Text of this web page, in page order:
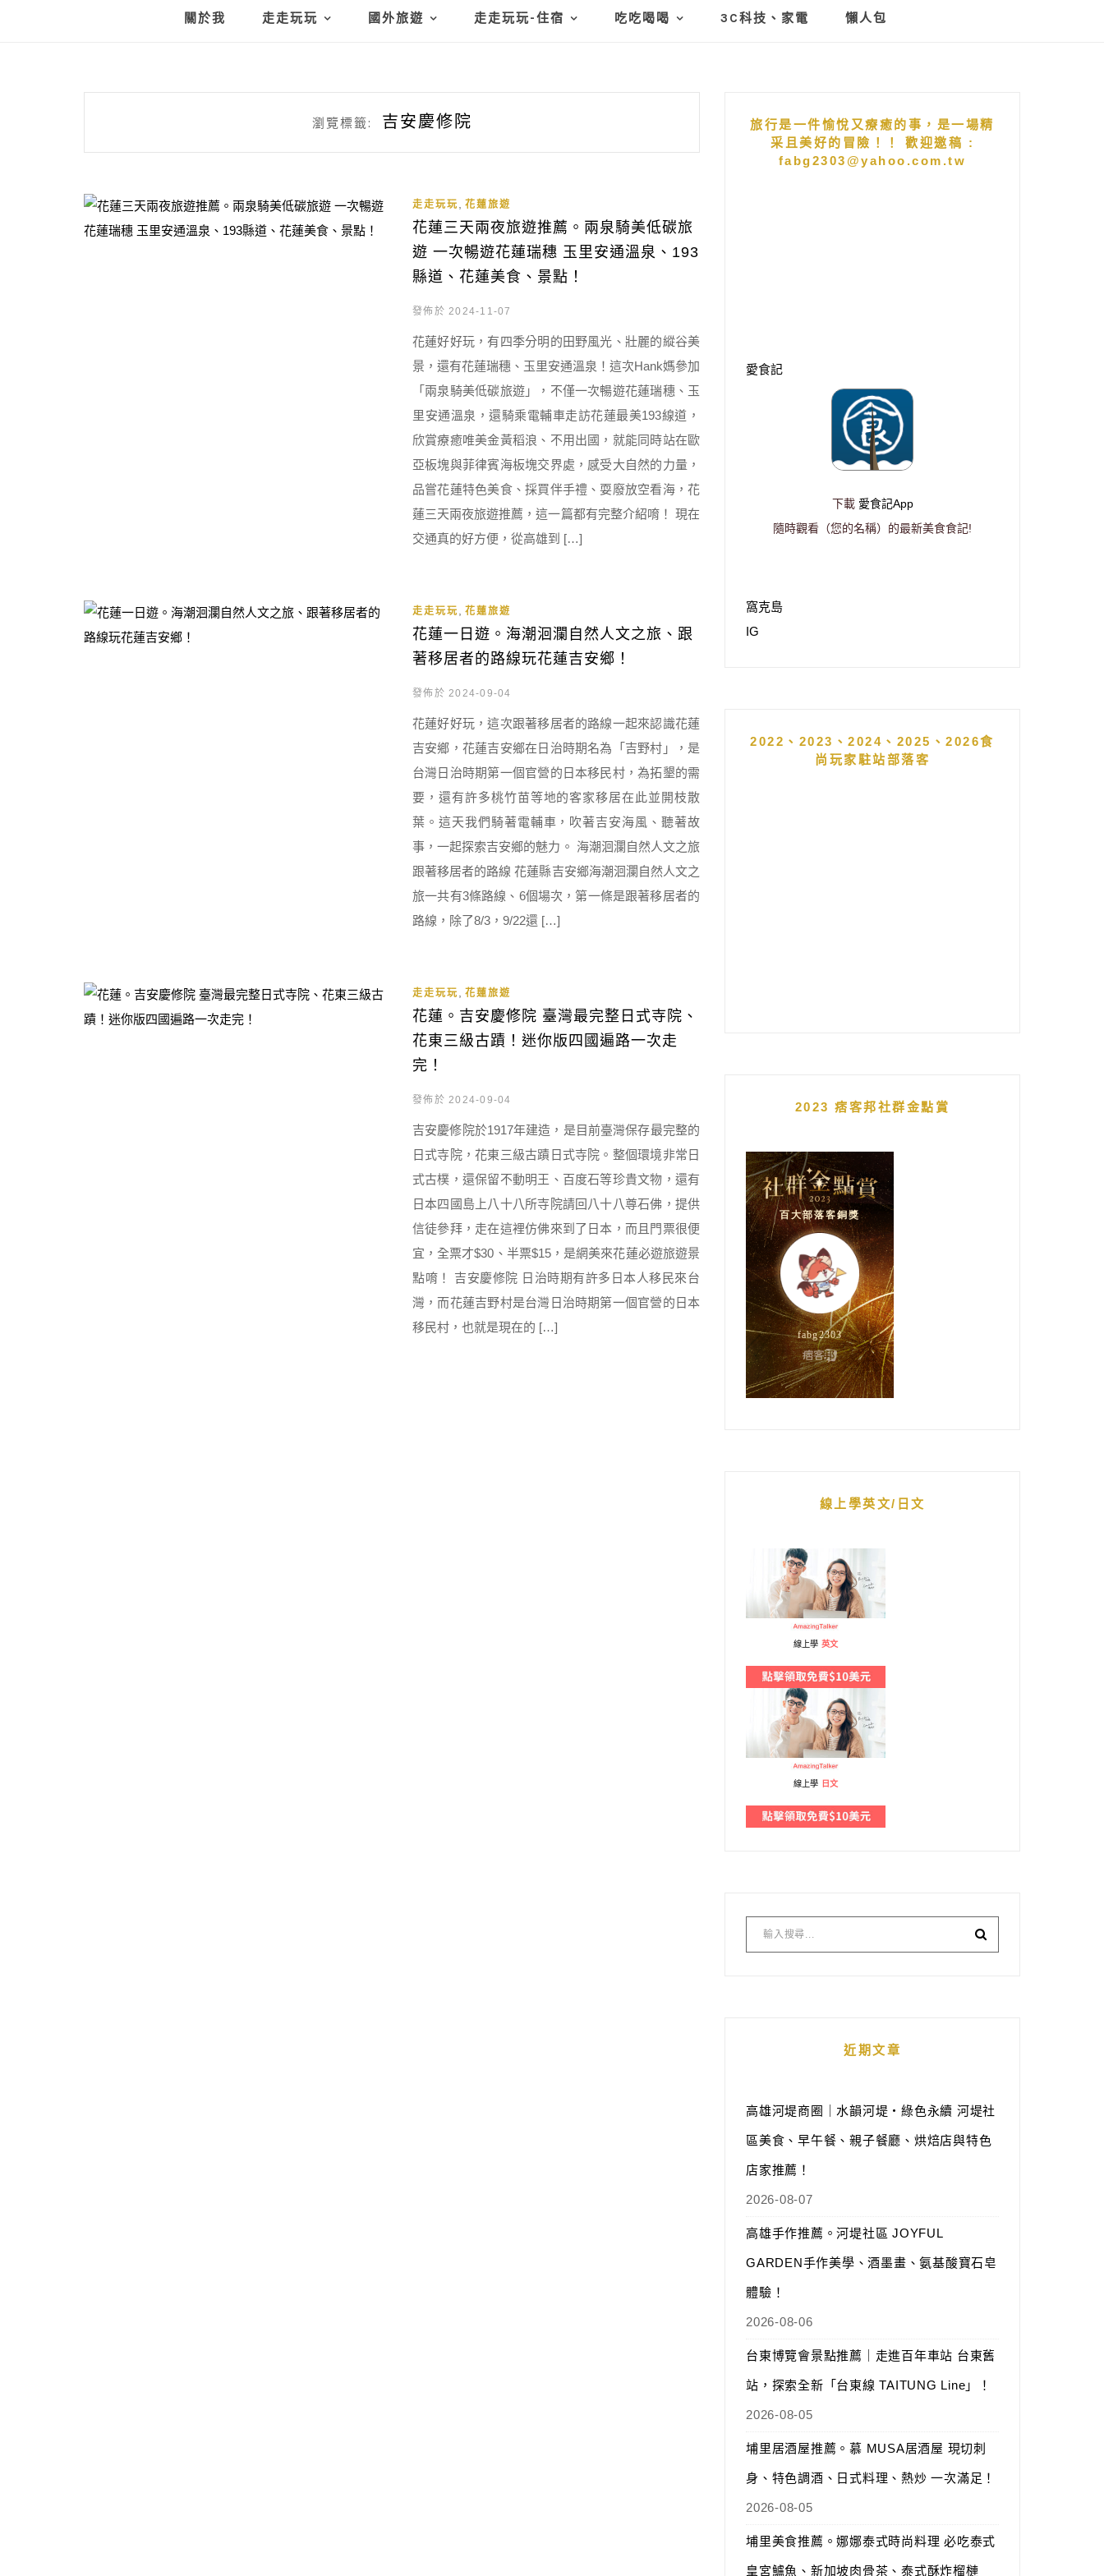
關於我 走走玩玩 國外旅遊 走走玩玩-住宿 吃吃喝喝 3C科技、家電 懶人包
瀏覽標籤: 吉安慶修院
走走玩玩 花蓮旅遊
花蓮三天兩夜旅遊推薦。兩泉騎美低碳旅
遊 一次暢遊花蓮瑞穗 玉里安通溫泉、193
縣道、花蓮美食、景點！
發佈於 2024-11-07
花蓮好好玩，有四季分明的田野風光、壯麗的縱谷美
景，還有花蓮瑞穗、玉里安通溫泉！這次Hank媽參加
「兩泉騎美低碳旅遊」，不僅一次暢遊花蓮瑞穗、玉
里安通溫泉，還騎乘電輔車走訪花蓮最美193線道，
欣賞療癒唯美金黃稻浪、不用出國，就能同時站在歐
亞板塊與菲律賓海板塊交界處，感受大自然的力量，
品嘗花蓮特色美食、採買伴手禮、耍廢放空看海，花
蓮三天兩夜旅遊推薦，這一篇都有完整介紹唷！ 現在
交通真的好方便，從高雄到 […]
走走玩玩 花蓮旅遊
花蓮一日遊。海潮洄瀾自然人文之旅、跟
著移居者的路線玩花蓮吉安鄉！
發佈於 2024-09-04
花蓮好好玩，這次跟著移居者的路線一起來認識花蓮
吉安鄉，花蓮吉安鄉在日治時期名為「吉野村」，是
台灣日治時期第一個官營的日本移民村，為拓墾的需
要，還有許多桃竹苗等地的客家移居在此並開枝散
葉。這天我們騎著電輔車，吹著吉安海風、聽著故
事，一起探索吉安鄉的魅力。 海潮洄瀾自然人文之旅
跟著移居者的路線 花蓮縣吉安鄉海潮洄瀾自然人文之
旅一共有3條路線、6個場次，第一條是跟著移居者的
路線，除了8/3，9/22還 […]
走走玩玩 花蓮旅遊
花蓮。吉安慶修院 臺灣最完整日式寺院、
花東三級古蹟！迷你版四國遍路一次走
完！
發佈於 2024-09-04
吉安慶修院於1917年建造，是目前臺灣保存最完整的
日式寺院，花東三級古蹟日式寺院。整個環境非常日
式古樸，還保留不動明王、百度石等珍貴文物，還有
日本四國島上八十八所寺院請回八十八尊石佛，提供
信徒參拜，走在這裡仿佛來到了日本，而且門票很便
宜，全票才$30、半票$15，是網美來花蓮必遊旅遊景
點唷！ 吉安慶修院 日治時期有許多日本人移民來台
灣，而花蓮吉野村是台灣日治時期第一個官營的日本
移民村，也就是現在的 […]
旅行是一件愉悅又療癒的事，是一場精
采且美好的冒險！！ 歡迎邀稿 :
fabg2303@yahoo.com.tw
愛食記
下載 愛食記App
隨時觀看（您的名稱）的最新美食食記!
窩克島
IG
2022、2023、2024、2025、2026食
尚玩家駐站部落客
2023 痞客邦社群金點賞
線上學英文/日文
線上學 英文
線上學 日文
近期文章
高雄河堤商圈｜水韻河堤‧綠色永續 河堤社
區美食、早午餐、親子餐廳、烘焙店與特色
店家推薦！
2026-08-07
高雄手作推薦。河堤社區 JOYFUL
GARDEN手作美學、酒墨畫、氨基酸寶石皂
體驗！
2026-08-06
台東博覽會景點推薦｜走進百年車站 台東舊
站，探索全新「台東線 TAITUNG Line」！
2026-08-05
埔里居酒屋推薦。慕 MUSA居酒屋 現切刺
身、特色調酒、日式料理、熱炒 一次滿足！
2026-08-05
埔里美食推薦。娜娜泰式時尚料理 必吃泰式
皇宮鱸魚、新加坡肉骨茶、泰式酥炸榴槤